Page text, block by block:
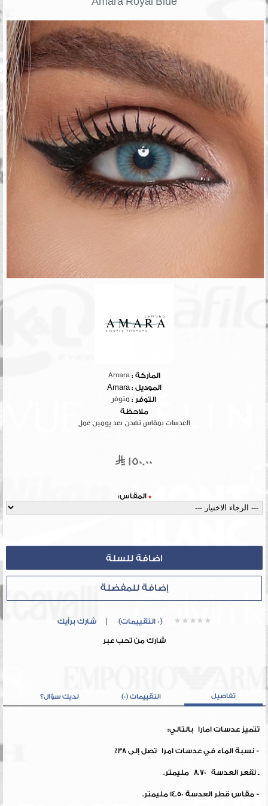
الماركة : Amara
الموديل : Amara
التوفر :متوفر
ملاحظة
العدسات بمقاس تشحن بعد يومين عمل
150.00
* المقاس:
إضافة للمفضلة
(0 التقييمات) |شارك برأيك
شارك من تحب عبر
تفاصيل التقييمات (0) لديك سؤال؟
تتميز عدسات امارا بالتالي:
- نسبة الماء في عدسات امرا تصل إلى 38٪
ـ تقعر العدسة 8.70 مليمتر.
- مقاس قطر العدسة 14.50 مليمتر.